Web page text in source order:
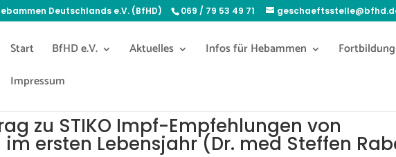
Deutschlands e.V. (BfHD) 069 / 79 53 49 71
Start BfHD e.V. Aktuelles Infos für Hebammen Fortbildung
Impressum
zu STIKO Impf-Empfehlungen von
ersten Lebensjahr (Dr. med Steffen